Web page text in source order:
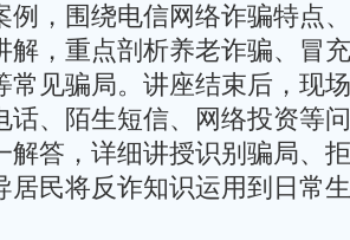
例，围绕电信网络诈骗特点
解，重点剖析养老诈骗、冒
常见骗局。讲座结束后，现
话、陌生短信、网络投资等
解答，详细讲授识别骗局、
居民将反诈知识运用到日常